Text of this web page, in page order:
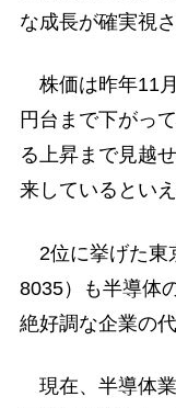
な成長が確実視さ
株価は昨年11
円台まで下がっ
る上昇まで見越
来しているとい
2位に挙げた東
8035）も半導体
絶好調な企業の
現在、半導体